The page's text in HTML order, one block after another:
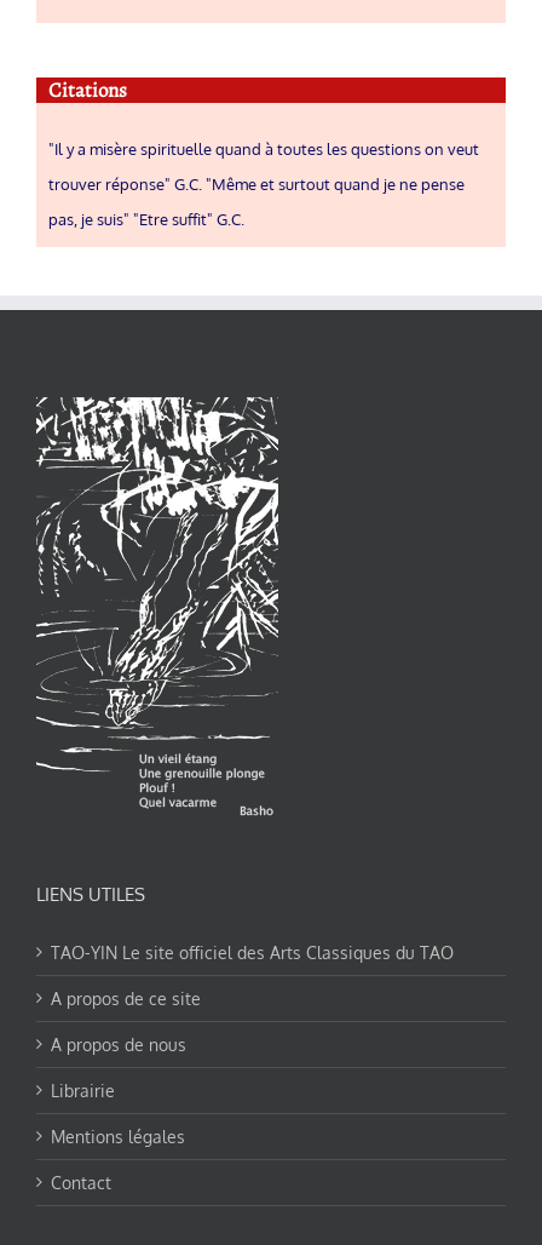
Citations
"Il y a misère spirituelle quand à toutes les questions on veut
trouver réponse" G.C. "Même et surtout quand je ne pense
pas, je suis" "Etre suffit" G.C.
LIENS UTILES
TAO-YIN Le site officiel des Arts Classiques du TAO
A propos de ce site
A propos de nous
Librairie
Mentions légales
Contact